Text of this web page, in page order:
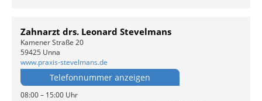
Zahnarzt drs. Leonard Stevelmans
Kamener Straße 20
59425 Unna
www.praxis-stevelmans.de
Telefonnummer anzeigen
08:00 – 15:00 Uhr